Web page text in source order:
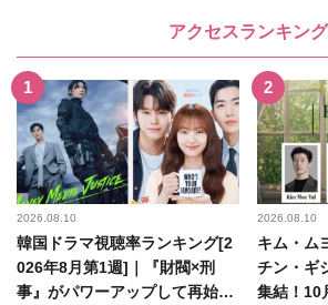
アクセスランキング
2026.08.10
韓国ドラマ視聴率ランキング[2
026年8月第1週]｜『財閥×刑
事』がパワーアップして再始
2026.08.10
キム・ム
チン・ギ
集結！10